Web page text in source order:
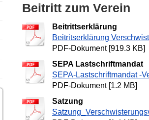
Beitritt zum Verein
Beitrittserklärung
Beitritserklärung
PDF-Dokument [919.3 KB]
SEPA Lastschriftmandat
SEPA-Lastschriftmandat -
PDF-Dokument [1.2 MB]
Satzung